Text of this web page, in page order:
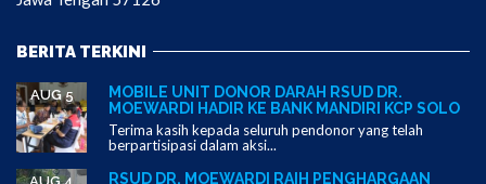
BERITA TERKINI
MOBILE UNIT DONOR DARAH RSUD DR.
MOEWARDI HADIR KE BANK MANDIRI KCP SOLO
AUG 5
Terima kasih kepada seluruh pendonor yang telah
berpartisipasi dalam aksi...
RSUD DR. MOEWARDI RAIH PENGHARGAAN